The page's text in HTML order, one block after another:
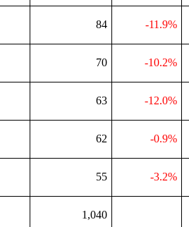
84 -11.9%
70 -10.2%
63 -12.0%
62 -0.9%
55 -3.2%
1,040